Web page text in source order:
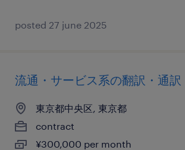
posted 27 june 2025
流通・サービス系の翻訳・通訳
東京都中央区, 東京都
contract
¥300,000 per month